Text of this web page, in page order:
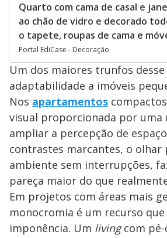
Quarto com cama de casal e
ao chão de vidro e decorado
o tapete, roupas de cama e
Portal EdiCase - Decoração
Um dos maiores trunfos
adaptabilidade a imóveis
Nos apartamentos
visual proporcionada por uma
ampliar a percepção de
contrastes marcantes, o olhar
ambiente sem interrupções,
pareça maior do que
Em projetos com áreas mais
monocromia é um recurso que
imponência. Um livingcom pé-